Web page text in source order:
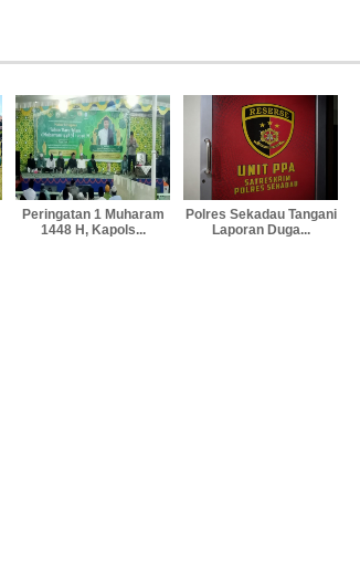
Peringatan 1 Muharam
1448 H, Kapols...
Polres Sekadau Tangani
Laporan Duga...